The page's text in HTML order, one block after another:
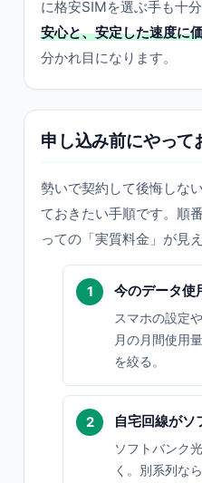
に格安SIMを選ぶ手も十分
安心と、安定した速度に
分かれ目になります。
申し込み前にやって
勢いで契約して後悔しな
ておきたい手順です。順
っての「実質料金」が見
今のデータ使
スマホの設定
月の月間使用
を絞る。
自宅回線がソ
ソフトバンク
く。別系列な